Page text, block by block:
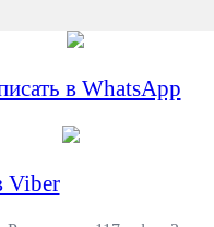
в WhatsApp
Viber